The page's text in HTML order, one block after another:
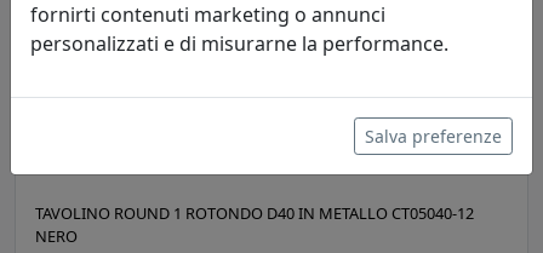
TAVOLINO ROUND 1 ROTONDO D40 IN METALLO CT05040-12
NERO
fornirti contenuti marketing o annunci
personalizzati e di misurarne la performance.
Salva preferenze